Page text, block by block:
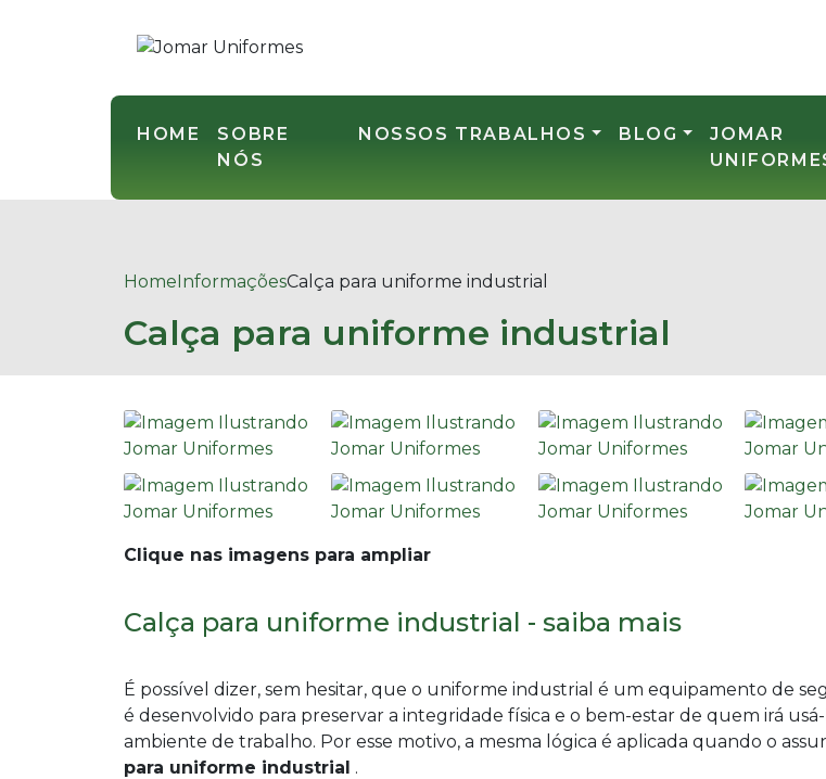
HOME
SOBRE
NÓS
NOSSOS TRABALHOS BLOG
JOMAR
HomeInformaçõesCalça para uniforme industrial
Calça para uniforme industrial
Clique nas imagens para ampliar
Calça para uniforme industrial - saiba mais
É possível dizer, sem hesitar, que o uniforme industrial é um equipamento de
é desenvolvido para preservar a integridade física e o bem-estar de quem irá
ambiente de trabalho. Por esse motivo, a mesma lógica é aplicada quando o
para uniforme industrial .